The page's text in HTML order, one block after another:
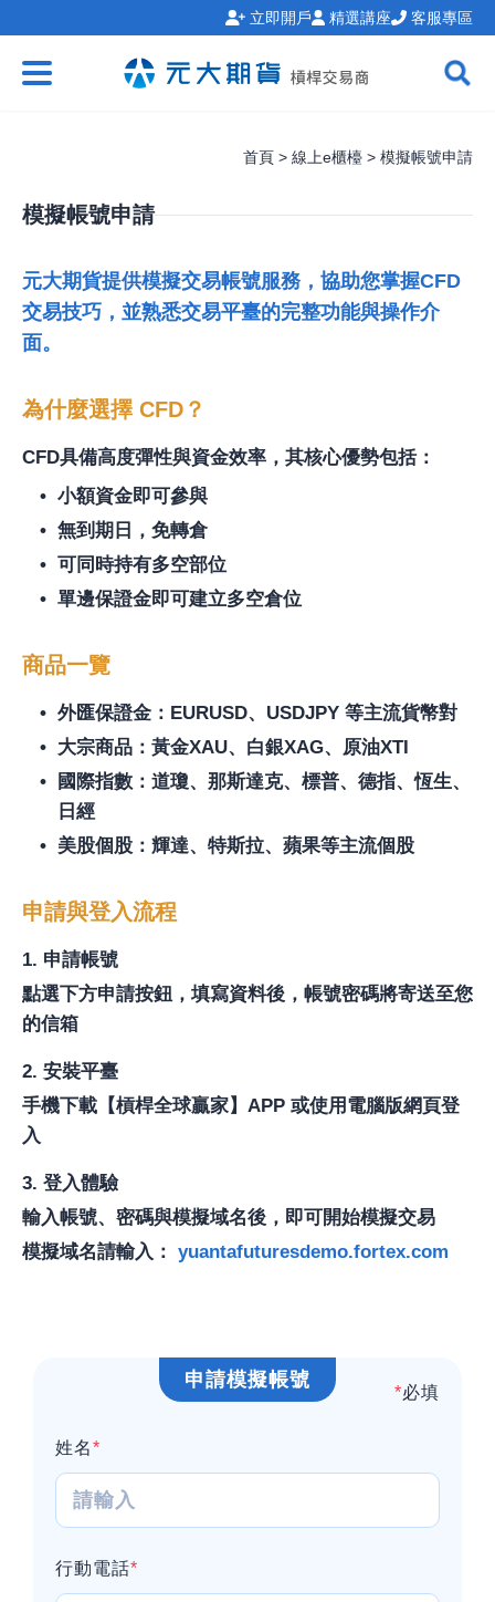
立即開戶 精選講座 客服專區
首頁 > 線上e櫃檯 > 模擬帳號申請
模擬帳號申請
元大期貨提供模擬交易帳號服務，協助您掌握CFD
交易技巧，並熟悉交易平臺的完整功能與操作介
面。
為什麼選擇 CFD？
CFD具備高度彈性與資金效率，其核心優勢包括：
小額資金即可參與
無到期日，免轉倉
可同時持有多空部位
單邊保證金即可建立多空倉位
商品一覽
外匯保證金：EURUSD、USDJPY 等主流貨幣對
大宗商品：黃金XAU、白銀XAG、原油XTI
國際指數：道瓊、那斯達克、標普、德指、恆生、
日經
美股個股：輝達、特斯拉、蘋果等主流個股
申請與登入流程
1. 申請帳號
點選下方申請按鈕，填寫資料後，帳號密碼將寄送至您
的信箱
2. 安裝平臺
手機下載【槓桿全球贏家】APP 或使用電腦版網頁登
入
3. 登入體驗
輸入帳號、密碼與模擬域名後，即可開始模擬交易
模擬域名請輸入： yuantafuturesdemo.fortex.com